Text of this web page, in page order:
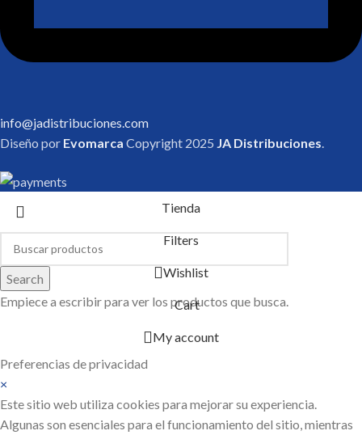
info@jadistribuciones.com
Diseño por Evomarca Copyright 2025 JA Distribuciones.
Search
Empiece a escribir para ver los productos que busca.
Tienda
Filters
Wishlist
Cart
My account
Preferencias de privacidad
×
Este sitio web utiliza cookies para mejorar su experiencia.
Algunas son esenciales para el funcionamiento del sitio, mientras